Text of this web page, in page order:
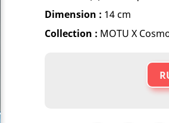
Dimension : 14 cm
Collection : MOTU X